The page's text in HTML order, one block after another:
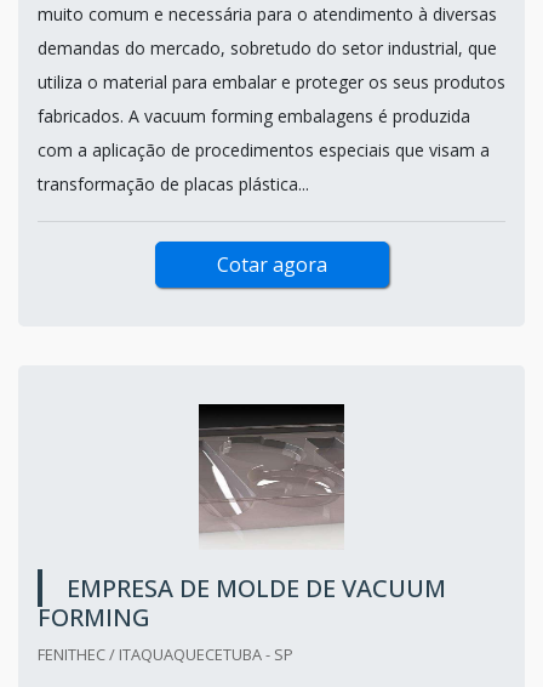
muito comum e necessária para o atendimento à diversas
demandas do mercado, sobretudo do setor industrial, que
utiliza o material para embalar e proteger os seus produtos
fabricados. A vacuum forming embalagens é produzida
com a aplicação de procedimentos especiais que visam a
transformação de placas plástica...
Cotar agora
EMPRESA DE MOLDE DE VACUUM
FORMING
FENITHEC / ITAQUAQUECETUBA - SP